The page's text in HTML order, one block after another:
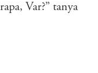
Var?” tanya